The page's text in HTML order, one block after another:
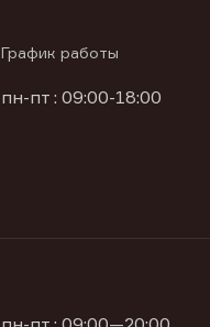
График работы
пн-пт : 09:00-18:00